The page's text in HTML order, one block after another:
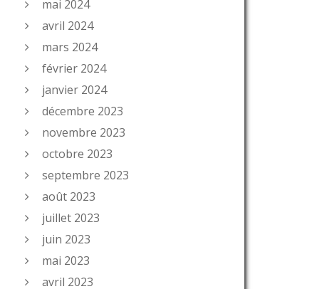
mai 2024
avril 2024
mars 2024
février 2024
janvier 2024
décembre 2023
novembre 2023
octobre 2023
septembre 2023
août 2023
juillet 2023
juin 2023
mai 2023
avril 2023